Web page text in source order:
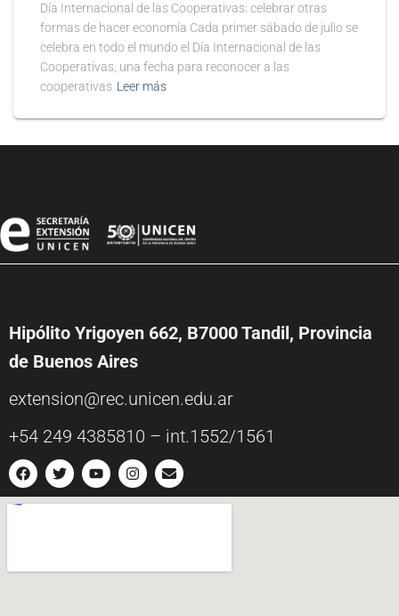
Día Internacional de las Cooperativas: celebrar otras
formas de hacer economía Cada primer sábado de julio se
celebra en todo el mundo el Día Internacional de las
Cooperativas, una fecha para reconocer a las
cooperativas Leer más
Hipólito Yrigoyen 662, B7000 Tandil, Provincia
de Buenos Aires
extension@rec.unicen.edu.ar
+54 249 4385810 – int.1552/1561